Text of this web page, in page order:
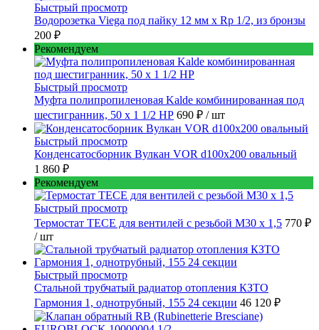
Быстрый просмотр
Водорозетка Viega под пайку 12 мм х Rp 1/2, из бронзы
200 ₽
Рекомендуем
Быстрый просмотр
Муфта полипропиленовая Kalde комбинированная под
шестигранник, 50 x 1 1/2 НР 690 ₽ / шт
Быстрый просмотр
Конденсатосборник Вулкан VOR d100x200 овальный
1 860 ₽
Рекомендуем
Быстрый просмотр
Термостат TECE для вентилей с резьбой М30 х 1,5 770 ₽
/ шт
Быстрый просмотр
Стальной трубчатый радиатор отопления КЗТО
Гармония 1, однотрубный, 155 24 секции 46 120 ₽